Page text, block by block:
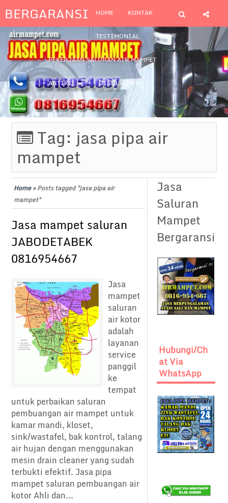
BERGARANSI HOME KONTAK
TESTIMONIAL
PEKERJAAN SALURAN AIR MAMPET
ARTIKEL DISCLAIMER
Tag:jasa pipa air
mampet
Home»Posts tagged "jasa pipa air
mampet"
Jasa mampet saluran
JABODETABEK
0816954667
Jasa
mampet
saluran
air kotor
adalah
layanan
service
panggil
ke
tempat
untuk perbaikan saluran
pembuangan air mampet untuk
kamar mandi, kloset,
sink/wastafel, bak kontrol, talang
air hujan dengan menggunakan
mesin drain cleaner yang sudah
terbukti efektif. Jasa pipa
mampet saluran pembuangan air
kotor Ahli dan...
Jasa
Saluran
Mampet
Bergaransi
Hubungi/Ch
At Via
WhatsApp